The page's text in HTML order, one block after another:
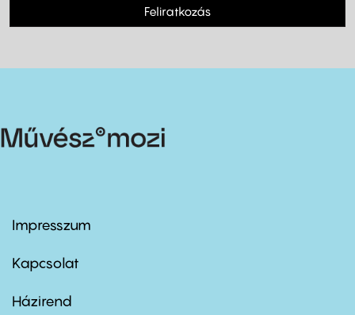
Feliratkozás
Footer
first
Impresszum
Kapcsolat
Footer
Házirend